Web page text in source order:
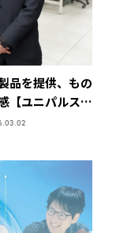
品を提供、もの
【ユニパルス株